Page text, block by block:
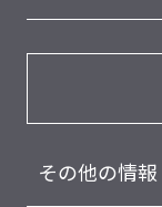
その他の情報